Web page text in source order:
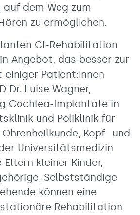
dem Weg zum
zu ermöglichen.
CI-Rehabilitation
Angebot, das besser zur
einiger Patient:innen
Dr. Luise Wagner,
Cochlea-Implantate in
und Poliklinik für
Kopf- und
Universitätsmedizin
Eltern kleiner Kinder,
Selbstständige
können eine
Rehabilitation